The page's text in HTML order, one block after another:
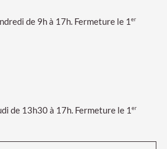
de 9h à 17h. Fermeture le 1 er
de 13h30 à 17h. Fermeture le 1 er